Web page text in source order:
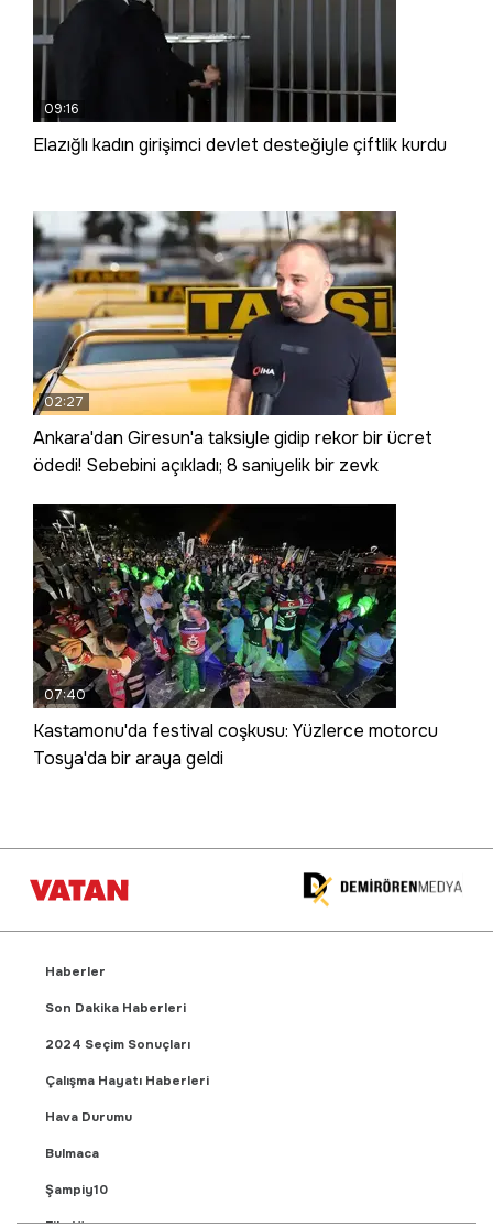
09:16
Elazığlı kadın girişimci devlet desteğiyle çiftlik kurdu
02:27
Ankara'dan Giresun'a taksiyle gidip rekor bir ücret
ödedi! Sebebini açıkladı; 8 saniyelik bir zevk
07:40
Kastamonu'da festival coşkusu: Yüzlerce motorcu
Tosya'da bir araya geldi
Haberler
Son Dakika Haberleri
2024 Seçim Sonuçları
Çalışma Hayatı Haberleri
Hava Durumu
Bulmaca
Şampiy10